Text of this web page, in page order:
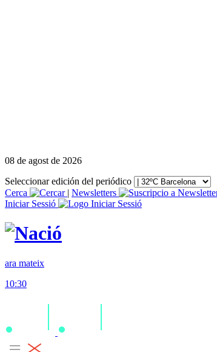
08 de agost de 2026
Seleccionar edición del periódico
Cerca
| Newsletters
Iniciar Sessió
ara mateix
10:30